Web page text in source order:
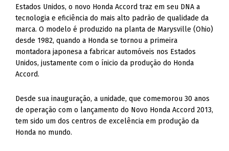
Estados Unidos, o novo Honda Accord traz em seu DNA a
tecnologia e eficiência do mais alto padrão de qualidade da
marca. O modelo é produzido na planta de Marysville (Ohio)
desde 1982, quando a Honda se tornou a primeira
montadora japonesa a fabricar automóveis nos Estados
Unidos, justamente com o ínicio da produção do Honda
Accord.
Desde sua inauguração, a unidade, que comemorou 30 anos
de operação com o lançamento do Novo Honda Accord 2013,
tem sido um dos centros de excelência em produção da
Honda no mundo.